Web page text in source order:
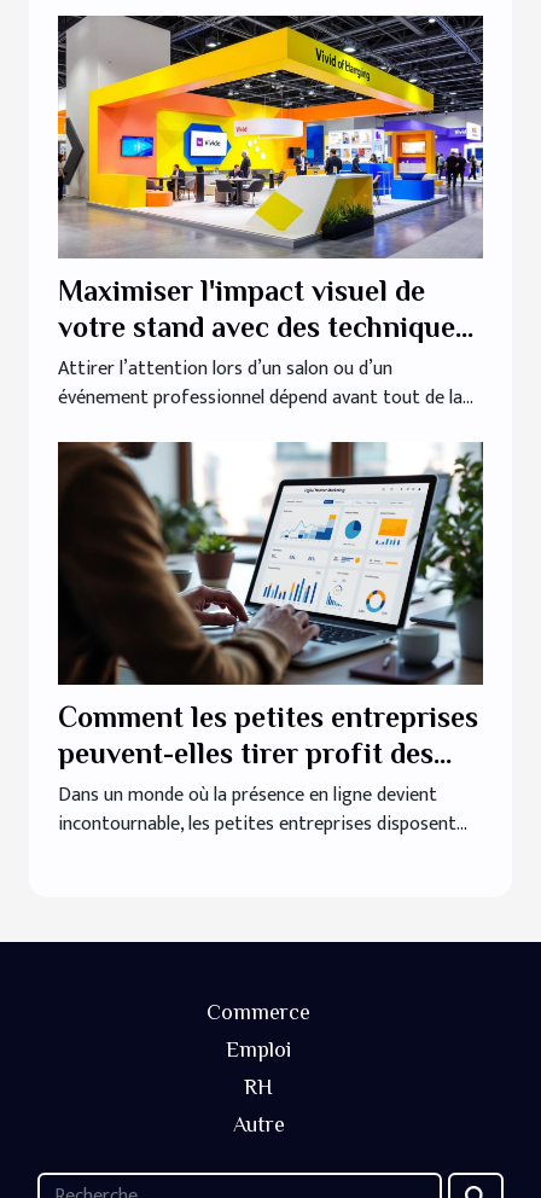
Maximiser l'impact visuel de
votre stand avec des techniques
créatives
Attirer l’attention lors d’un salon ou d’un
événement professionnel dépend avant tout de la...
Comment les petites entreprises
peuvent-elles tirer profit des
outils de marketing numérique ?
Dans un monde où la présence en ligne devient
incontournable, les petites entreprises disposent...
Commerce
Emploi
RH
Autre